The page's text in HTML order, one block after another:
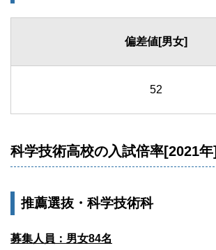
偏差値[男女]
52
科学技術高校の入試倍率[2021年]
推薦選抜・科学技術科
募集人員：男女84名